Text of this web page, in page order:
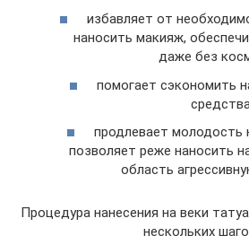
избавляет от
наносить макияж,
даже без
помогает сэкономить
продлевает молодость
позволяет реже наносить
область
Процедура нанесения на веки
нескольких